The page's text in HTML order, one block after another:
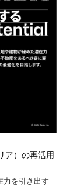
ア）の再活用
力を引き出す